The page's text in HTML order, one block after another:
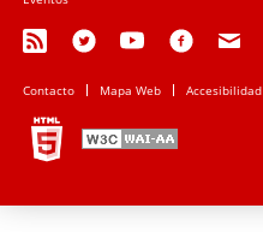
Contacto Mapa Web Accesibilidad